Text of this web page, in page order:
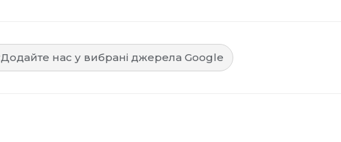
Додайте нас у вибрані джерела Google